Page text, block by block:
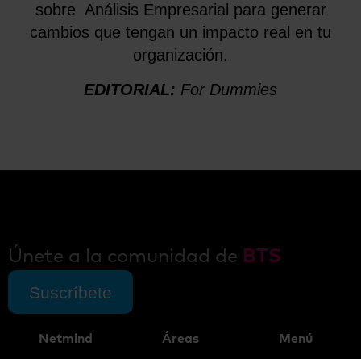
sobre Análisis Empresarial para generar
cambios que tengan un impacto real en tu
organización.
EDITORIAL: For Dummies
Únete a la comunidad de BTS
Suscríbete
Netmind Áreas Menú